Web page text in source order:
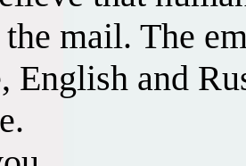
mail. The
English and